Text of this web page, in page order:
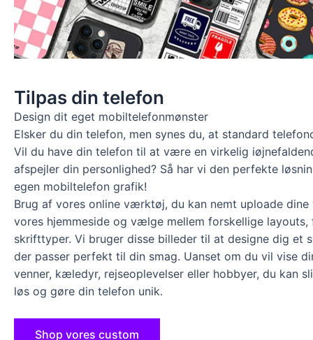
Tilpas din telefon
Design dit eget mobiltelefonmønster
Elsker du din telefon, men synes du, at standard
Vil du have din telefon til at være en virkelig
afspejler din personlighed? Så har vi den perfekte
egen mobiltelefon grafik!
Brug af vores online værktøj, du kan nemt uploade
vores hjemmeside og vælge mellem forskellige layouts,
skrifttyper. Vi bruger disse billeder til at designe dig et
der passer perfekt til din smag. Uanset om du vil vise
venner, kæledyr, rejseoplevelser eller hobbyer, du kan
løs og gøre din telefon unik.
Shop vores custom